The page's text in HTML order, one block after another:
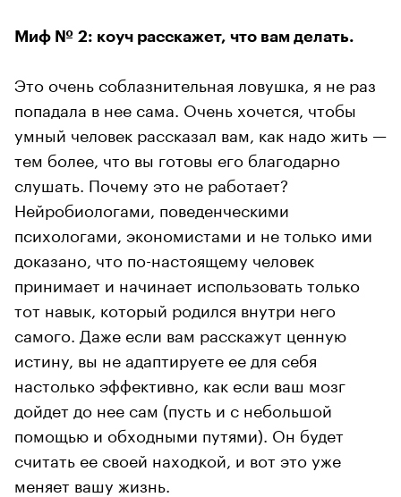
Миф № 2: коуч расскажет, что вам делать.
Это очень соблазнительная ловушка, я не раз
попадала в нее сама. Очень хочется, чтобы
умный человек рассказал вам, как надо жить —
тем более, что вы готовы его благодарно
слушать. Почему это не работает?
Нейробиологами, поведенческими
психологами, экономистами и не только ими
доказано, что по-настоящему человек
принимает и начинает использовать только
тот навык, который родился внутри него
самого. Даже если вам расскажут ценную
истину, вы не адаптируете ее для себя
настолько эффективно, как если ваш мозг
дойдет до нее сам (пусть и с небольшой
помощью и обходными путями). Он будет
считать ее своей находкой, и вот это уже
меняет вашу жизнь.